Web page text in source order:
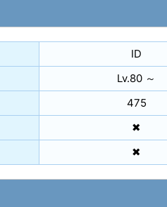
ID
Lv.80 ～
475
✖
✖